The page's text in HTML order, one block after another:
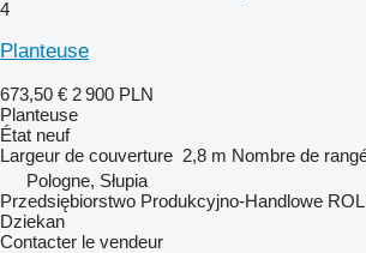
4
Planteuse
673,50 € 2 900 PLN
Planteuse
État neuf
Largeur de couverture 2,8 m Nombre de
Pologne, Słupia
Przedsiębiorstwo Produkcyjno-Handlowe
Dziekan
Contacter le vendeur